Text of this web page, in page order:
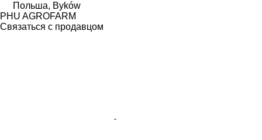
Польша, Byków
PHU AGROFARM
Связаться с продавцом